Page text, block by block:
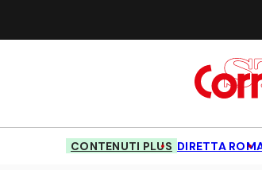
CONTENUTI PLUS DIRETTA